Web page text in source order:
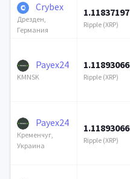
Crybex
Дрезден,
Германия
1.11837197
Ripple (XRP)
Payex24
KMNSK
1.11893066
Ripple (XRP)
Payex24
Кременчуг,
Украина
1.11893066
Ripple (XRP)